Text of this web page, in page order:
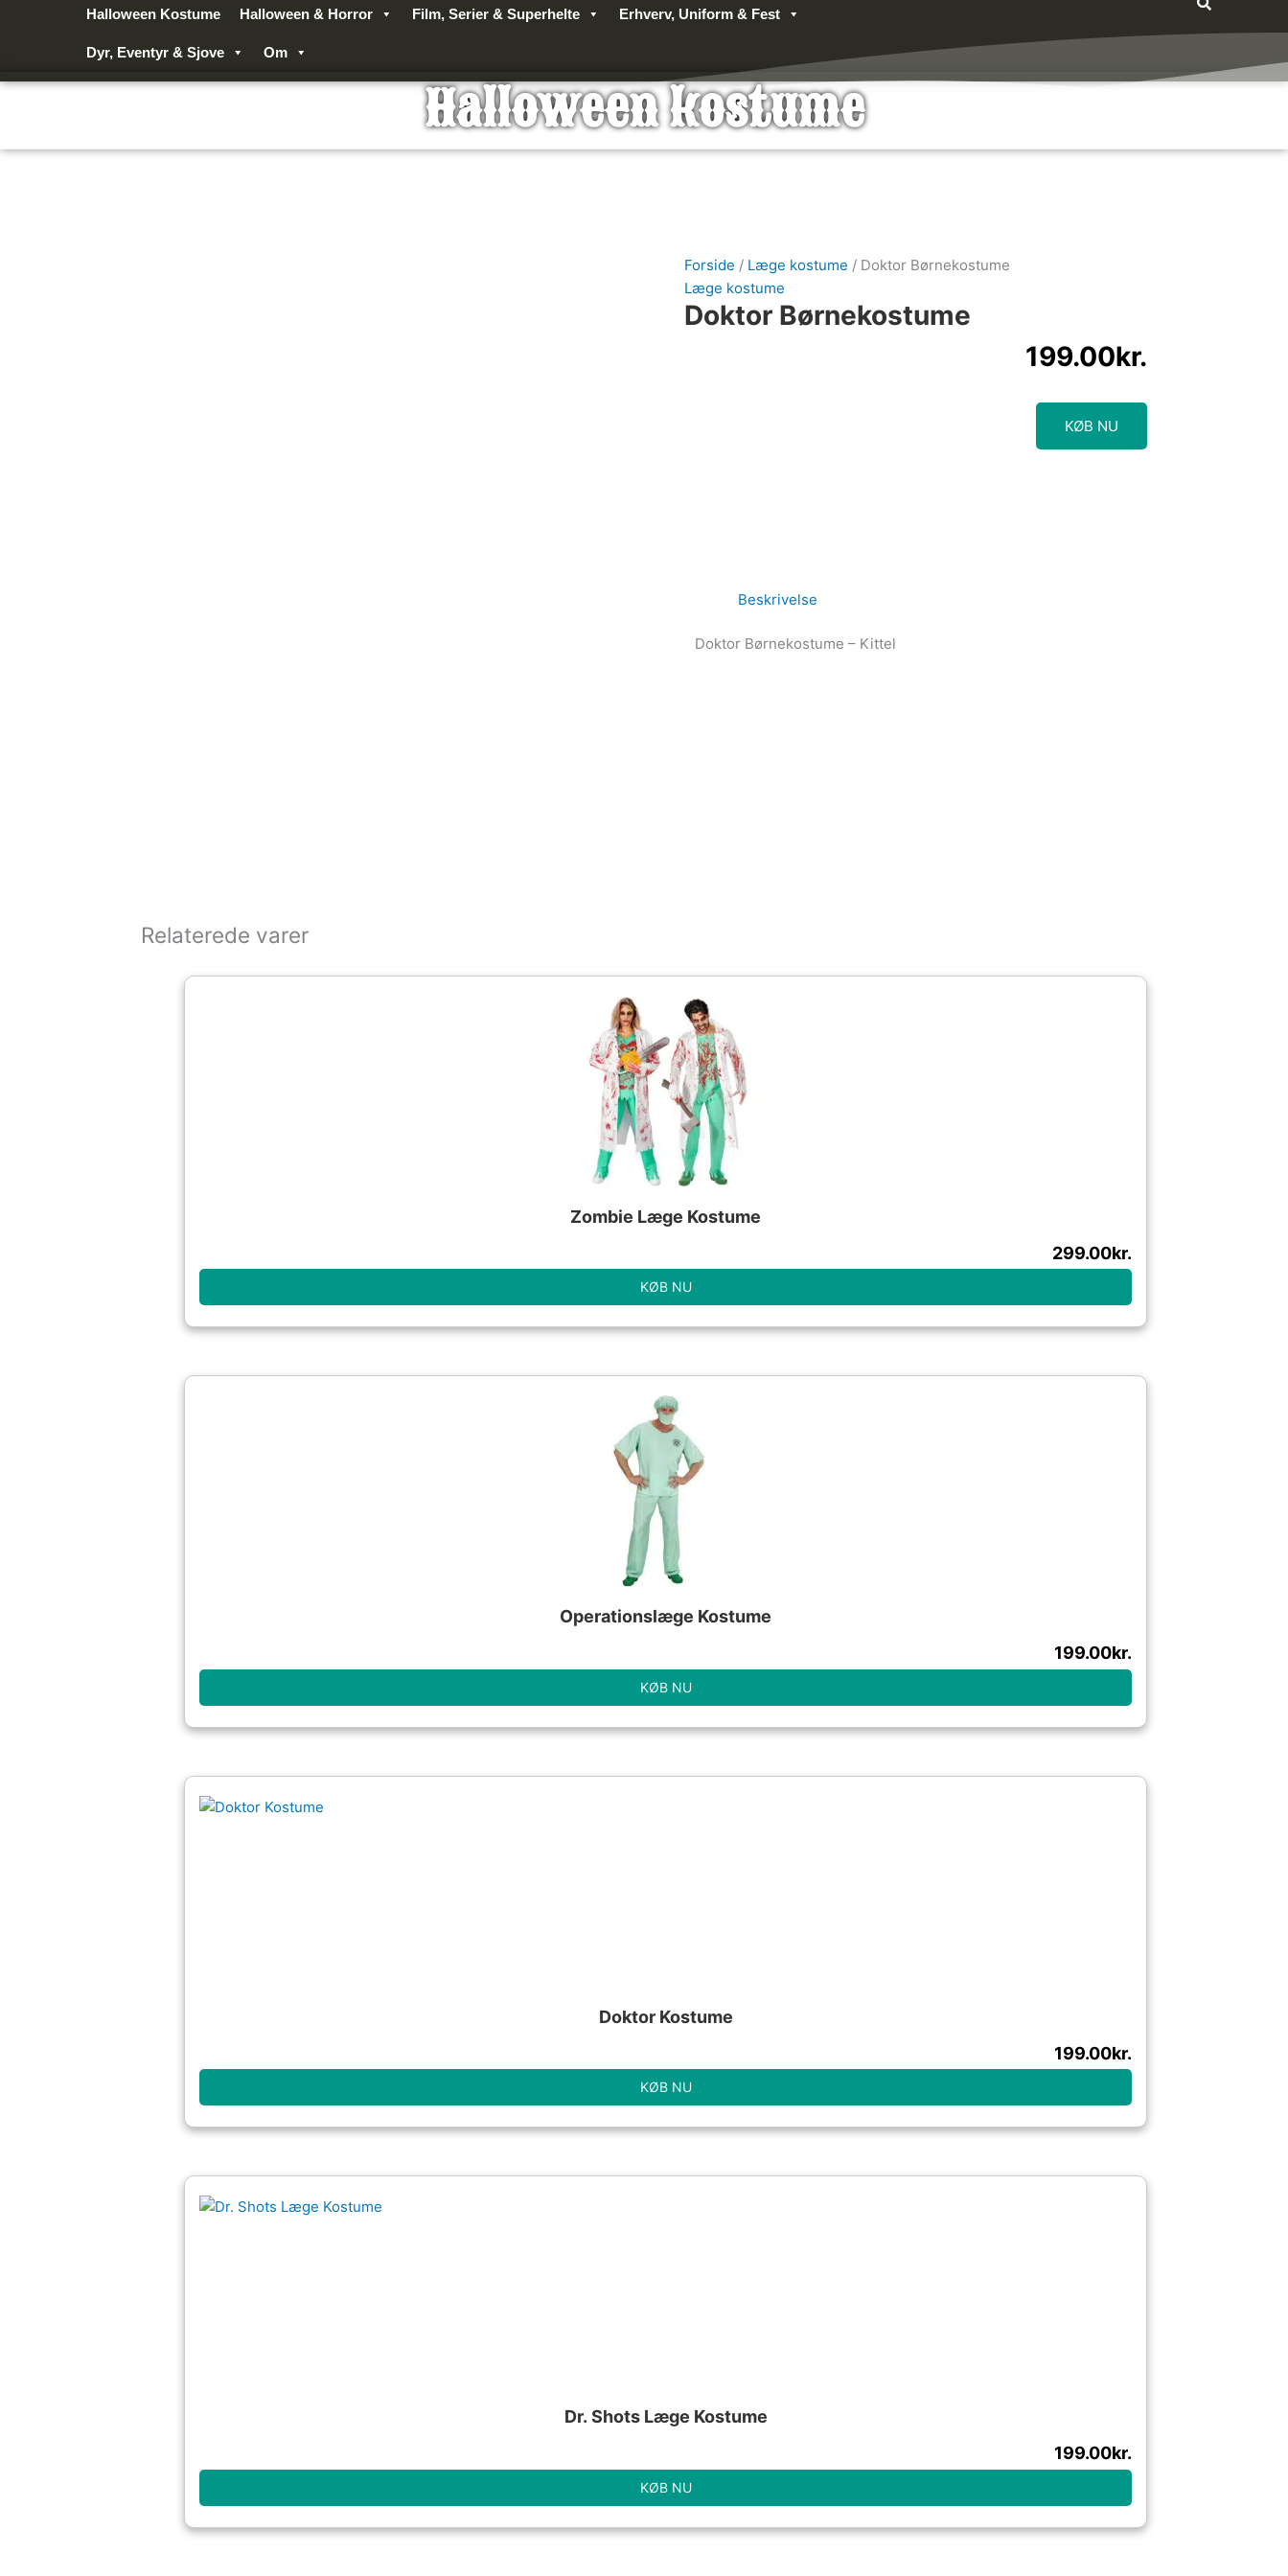
Halloween Kostume Halloween & Horror Film, Serier & Superhelte Erhverv, Uniform & Fest
Dyr, Eventyr & Sjove Om
Halloween kostume
Forside / Læge kostume / Doktor Børnekostume
Læge kostume
Doktor Børnekostume
199.00kr.
KØB NU
Beskrivelse
Doktor Børnekostume – Kittel
Relaterede varer
Zombie Læge Kostume
299.00kr.
KØB NU
Operationslæge Kostume
199.00kr.
KØB NU
Doktor Kostume
199.00kr.
KØB NU
Dr. Shots Læge Kostume
199.00kr.
KØB NU